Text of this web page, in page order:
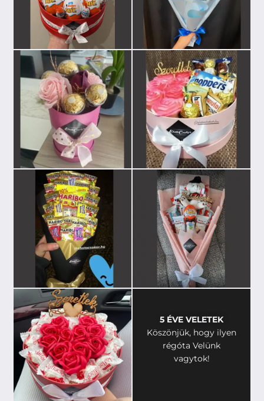
5 ÉVE VELETEK
Köszönjük, hogy ilyen
régóta Velünk
vagytok!